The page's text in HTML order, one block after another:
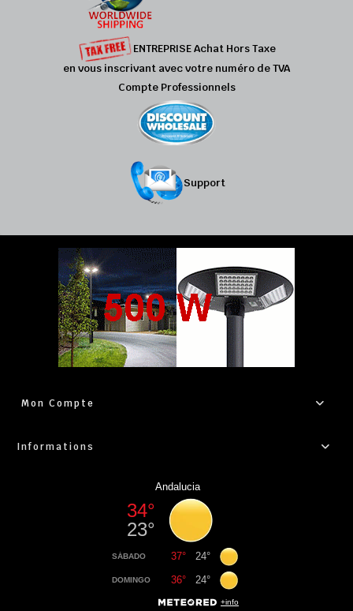
ENTREPRISE Achat Hors Taxe
en vous inscrivant avec votre numéro de TVA
Compte Professionnels
Support
Mon Compte
Informations